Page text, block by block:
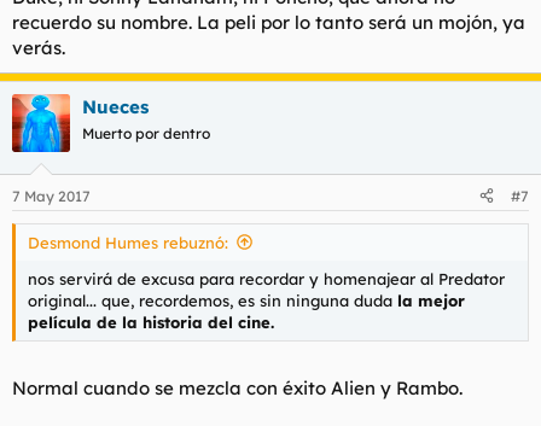
recuerdo su nombre. La peli por lo tanto será un mojón, ya
verás.
Nueces
Muerto por dentro
7 May 2017 #7
Desmond Humes rebuznó:
nos servirá de excusa para recordar y homenajear al Predator
original... que, recordemos, es sin ninguna duda la mejor
película de la historia del cine.
Normal cuando se mezcla con éxito Alien y Rambo.